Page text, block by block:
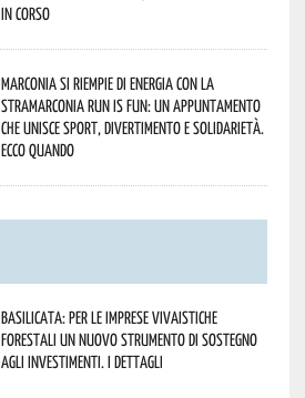
in corso
Marconia si riempie di energia con la
StraMarconia Run is Fun: un appuntamento
che unisce sport, divertimento e solidarietà.
Ecco quando
Basilicata: per le imprese vivaistiche
forestali un nuovo strumento di sostegno
agli investimenti. I dettagli